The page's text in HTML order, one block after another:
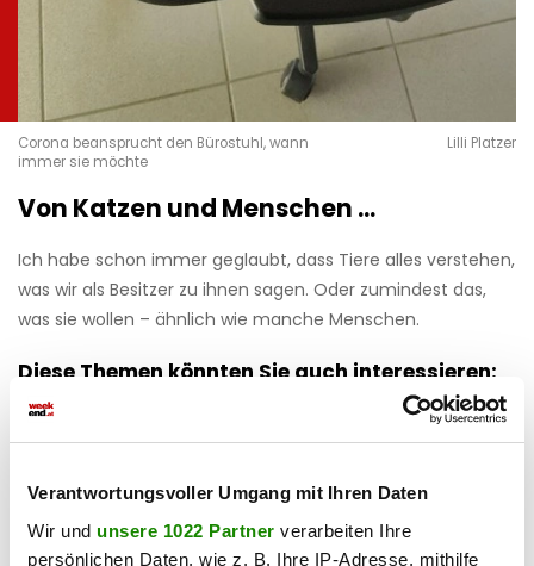
Verantwortungsvoller Umgang mit Ihren Daten
Wir und unsere 1022 Partner verarbeiten Ihre
persönlichen Daten, wie z. B. Ihre IP-Adresse, mithilfe
Corona beansprucht den Bürostuhl, wann
immer sie möchte
Lilli Platzer
Von Katzen und Menschen …
Ich habe schon immer geglaubt, dass Tiere alles verstehen,
was wir als Besitzer zu ihnen sagen. Oder zumindest das,
was sie wollen – ähnlich wie manche Menschen.
Diese Themen könnten Sie auch interessieren:
Meine Katze ist ein Trendsetter